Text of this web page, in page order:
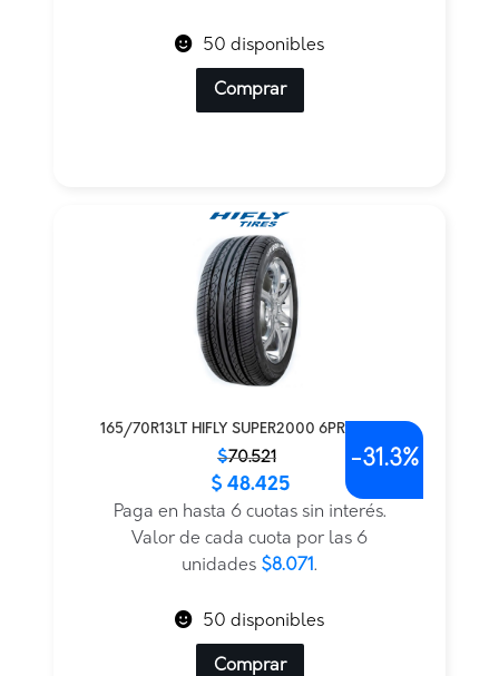
50 disponibles
Comprar
165/70R13LT HIFLY SUPER2000 6PR 88/86S
$70.521
original
actual
$ 48.425
Paga en hasta 6 cuotas sin interés.
Valor de cada cuota por las 6
unidades $8.071.
-31.3%
50 disponibles
Comprar